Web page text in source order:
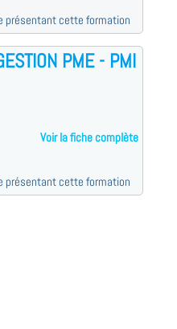
présentant cette formation
PME - PMI
Voir la fiche complète
présentant cette formation